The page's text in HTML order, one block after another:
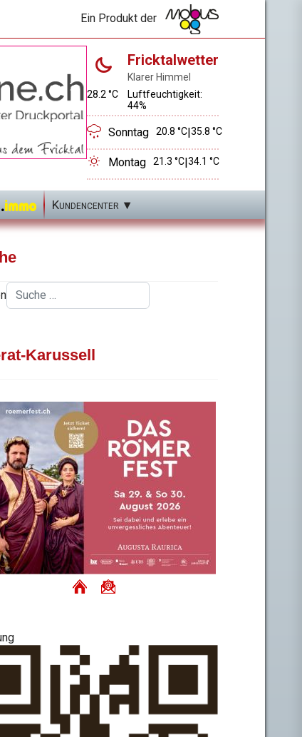
Ein Produkt der
Fricktalwetter
Klarer Himmel
28.2 °C
Luftfeuchtigkeit:
44%
Sonntag 20.8 °C|35.8 °C
Montag 21.3 °C|34.1 °C
Kundencenter
Karussell